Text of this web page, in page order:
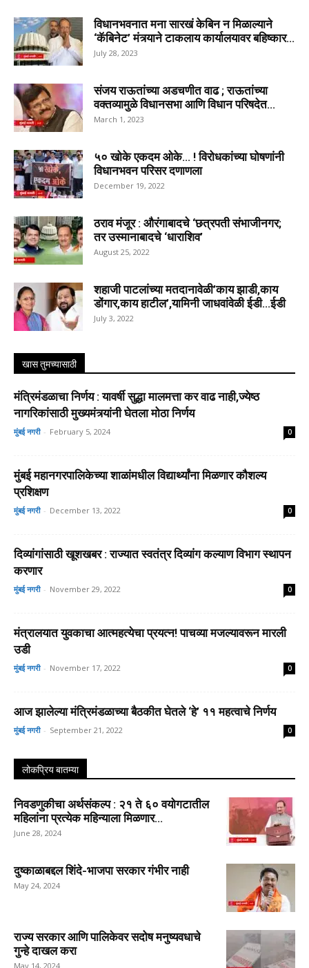
विधानभवनात मना सारखं केबिन न मिळाल्याने
‘कॅबिनेट’ मंत्र्याने टाकलाय कार्यालयावर बहिष्कार...
July 28, 2023
संजय राऊतांच्या अडचणीत वाढ ; राऊतांच्या
वक्तव्यामुळे विधानसभा आणि विधान परिषदेत...
March 1, 2023
५० खोके एकदम ओके… ! विरोधकांच्या घोषणांनी
विधानभवन परिसर दणाणला
December 19, 2022
ठराव मंजूर : औरंगाबादचे ‘छत्रपती संभाजीनगर;
तर उस्मानाबादचे ‘धाराशिव’
August 25, 2022
शहाजी पाटलांच्या मतदानावेळी’काय झाडी,काय
डोंगार,काय हाटील’,यामिनी जाधवांवेळी ईडी…ईडी
July 3, 2022
खास तुमच्यासाठी
मंत्रिमंडळाचा निर्णय : यावर्षी सुद्धा मालमत्ता कर वाढ नाही,ज्येष्ठ
नागरिकांसाठी मुख्यमंत्र्यांनी घेतला मोठा निर्णय
मुंबई नगरी - February 5, 2024 0
मुंबई महानगरपालिकेच्या शाळांमधील विद्यार्थ्यांना मिळणार कौशल्य
प्रशिक्षण
मुंबई नगरी - December 13, 2022 0
दिव्यांगांसाठी खूशखबर : राज्यात स्वतंत्र दिव्यांग कल्याण विभाग स्थापन
करणार
मुंबई नगरी - November 29, 2022 0
मंत्रालयात युवकाचा आत्महत्येचा प्रयत्न! पाचव्या मजल्यावरून मारली
उडी
मुंबई नगरी - November 17, 2022 0
आज झालेल्या मंत्रिमंडळाच्या बैठकीत घेतले ‘हे’ ११ महत्वाचे निर्णय
मुंबई नगरी - September 21, 2022 0
लोकप्रिय बातम्या
निवडणुकीचा अर्थसंकल्प : २१ ते ६० वयोगटातील
महिलांना प्रत्येक महिन्याला मिळणार...
June 28, 2024
दुष्काळाबद्दल शिंदे-भाजपा सरकार गंभीर नाही
May 24, 2024
राज्य सरकार आणि पालिकेवर सदोष मनुष्यवधाचे
गुन्हे दाखल करा
May 14, 2024